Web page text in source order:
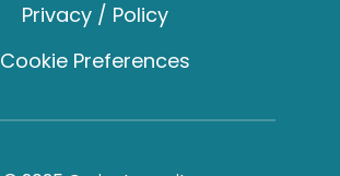
Privacy / Policy
Cookie Preferences